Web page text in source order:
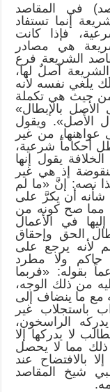
في المقاصد
إنما تستفاد
فإذا كانت
هي مصادر
الشريعة فرع
أصلٌ لها،
يلغي نفسه لأنه
حيث هي تكملة
بالإبطال»
الأصل». ويقول
من غير
أحكاماً شرعية،
يقول إنها
إذ هي غير
نصه: إنَّ «ما لم
أن يكرَّ على
مما صح كونه من
في الأعمال
الحق وإحقاق
لأنه يرجع على
حاكم ولا مطرد
بقوله: «فربما
من ذلك الوجه،
مع ما ينضاف إلى
باستجلاب غير
الراسخون،
لا يدركها إلا
مما لا يحصل
بالافتضاح عند
شيخ المقاصد